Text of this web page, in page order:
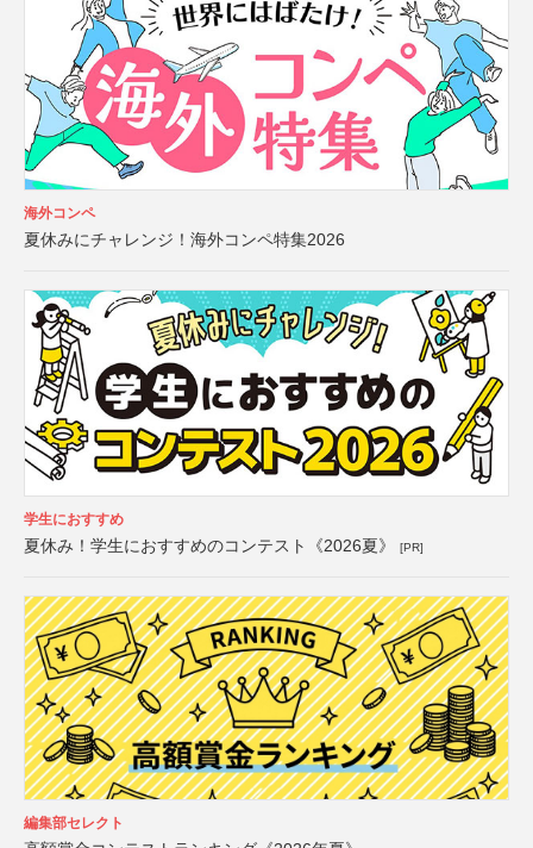
海外コンペ
夏休みにチャレンジ！海外コンペ特集2026
学生におすすめ
夏休み！学生におすすめのコンテスト《2026夏》 [PR]
編集部セレクト